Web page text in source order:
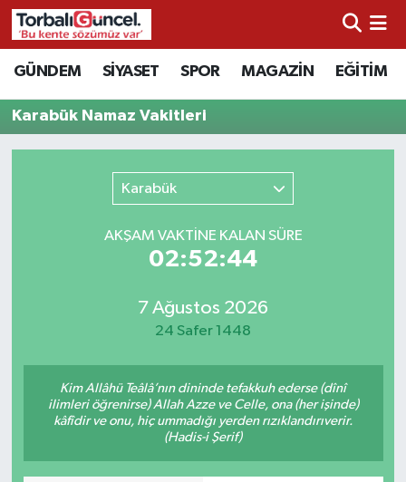
GÜNDEM SİYASET SPOR MAGAZİN EĞİTİM
Karabük Namaz Vakitleri
Karabük
AKŞAM VAKTİNE KALAN SÜRE
02:52:44
7 Ağustos 2026
24 Safer 1448
Kim Allâhü Teâlâ’nın dininde tefakkuh ederse (dînî
ilimleri öğrenirse) Allah Azze ve Celle, ona (her işinde)
kâfîdir ve onu, hiç ummadığı yerden rızıklandırıverir.
(Hadis-i Şerif)
İzmir Nöbetçi Eczaneler
İzmir Hava Durumu
İzmir Trafik Yoğunluk Haritası
Süper Lig Puan Durumu ve Fikstür
Tüm Manşetler
Haber Arşivi